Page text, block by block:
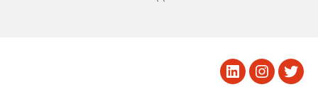
تويتر Instagram
LinkedIn